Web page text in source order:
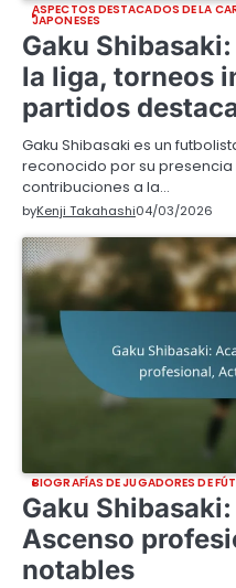
ASPECTOS DESTACADOS DE LA
JAPONESES
Gaku
la liga, torneos
partidos
Gaku Shibasaki es un
reconocido por su presencia
contribuciones a la…
byKenji Takahashi04/03/2026
BIOGRAFÍAS DE JUGADORES DE
Gaku
Ascenso
notables